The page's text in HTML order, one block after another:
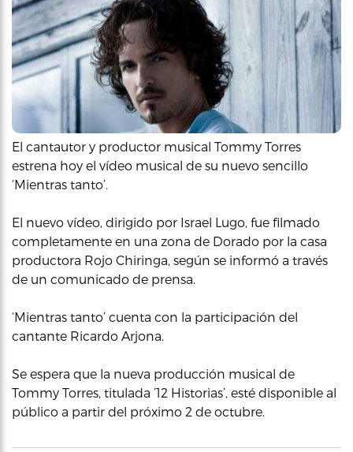
El cantautor y productor musical Tommy Torres
estrena hoy el vídeo musical de su nuevo sencillo
‘Mientras tanto’.
El nuevo vídeo, dirigido por Israel Lugo, fue filmado
completamente en una zona de Dorado por la casa
productora Rojo Chiringa, según se informó a través
de un comunicado de prensa.
‘Mientras tanto’ cuenta con la participación del
cantante Ricardo Arjona.
Se espera que la nueva producción musical de
Tommy Torres, titulada ’12 Historias’, esté disponible al
público a partir del próximo 2 de octubre.